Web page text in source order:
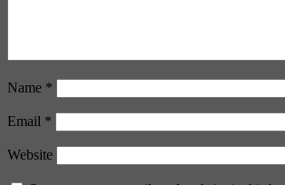
Name *
Email *
Website